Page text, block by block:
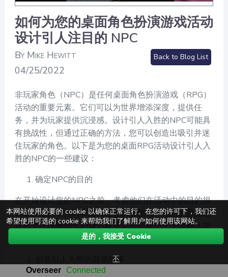
如何为您的桌面角色扮演游戏活动
设计引人注目的 NPC
By Mike Hewitt
04/25/2022
Back to Blog List
非玩家角色（NPC）是任何桌面角色扮演游戏（RPG）
活动的重要元素。它们可以为世界增添深度，提供任
务，并为玩家提供沉浸感。设计引人入胜的NPC可能具
有挑战性，但通过正确的方法，您可以创造出吸引并迷
住玩家的角色。以下是为您的桌面RPG活动设计引人入
胜的NPC的一些建议：
确定NPC的目的
在开始设计您的NPC之前，考虑他们在活动中的目的很
重要。他们会为玩家提供任务或信息吗？他们是盟友还
是对手？理解NPC的角色将帮助您创建一个无缝融入您
创造引人入胜的背景故事
本网站使用必要的 cookie 以确保正常运行。在您的许可下，我们还
希望使用可选的 cookie 来帮助我们了解用户如何使用该网站。
是的，我接受 Cookie
不